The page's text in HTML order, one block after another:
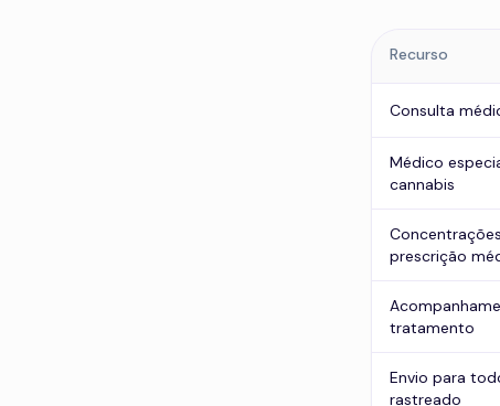
Recurso
Consulta
Médico
cannabis
prescrição
tratamento
Envio para
rastreado